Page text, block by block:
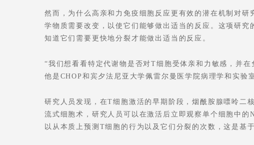
然而，为什么高亲和力免疫细胞反应更有效的潜在机制对
学物质需要改变，以使它们能够做出适当的反应。这项研
知道它们需要更快地分裂才能做出适当的反应。
“我们想看看特定代谢物是否对T细胞受体亲和力敏感，并
他是CHOP和宾夕法尼亚大学佩雷尔曼医学院病理学和实验
研究人员发现，在T细胞激活的早期阶段，烟酰胺腺嘌呤二
流式细胞术，研究人员可以在激活后立即观察单个细胞中
以从本质上预测T细胞的行为以及它们分裂的次数，这是基